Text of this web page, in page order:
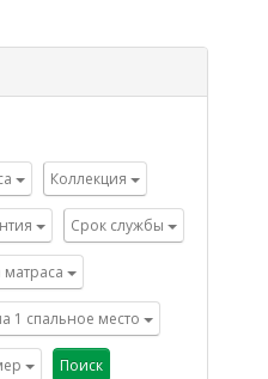
Коллекция
Срок службы
матраса
на 1 спальное место
Поиск